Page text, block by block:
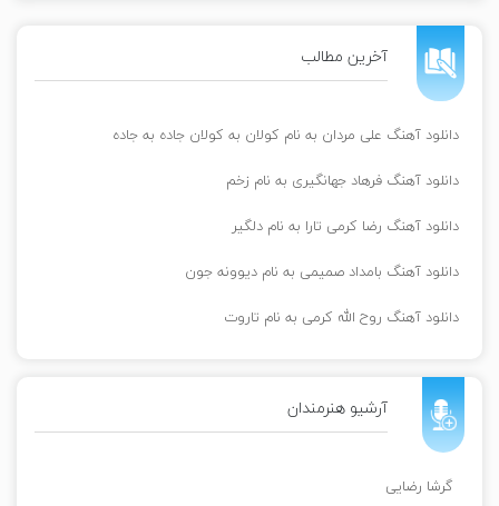
آخرین مطالب
دانلود آهنگ علی مردان به نام کولان به کولان جاده به جاده
دانلود آهنگ فرهاد جهانگیری به نام زخم
دانلود آهنگ رضا کرمی تارا به نام دلگیر
دانلود آهنگ بامداد صمیمی به نام دیوونه جون
دانلود آهنگ روح الله کرمی به نام تاروت
آرشیو هنرمندان
گرشا رضایی